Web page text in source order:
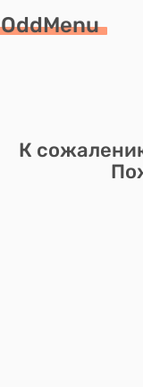
OddMenu
К